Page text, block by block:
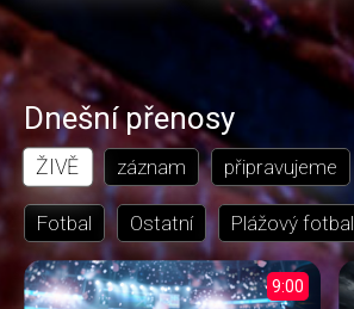
Dnešní přenosy
ŽIVĚ záznam připravujeme
Fotbal Ostatní Plážový fotbal
9:00